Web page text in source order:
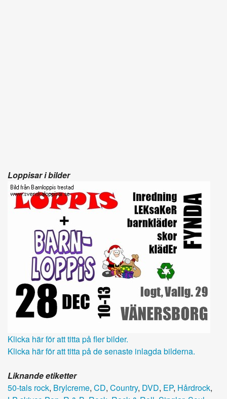
Loppisar i bilder
Klicka här för att titta på fler bilder.
Klicka här för att titta på de senaste inlagda bilderna.
Liknande etiketter
50-tals rock, Brylcreme, CD, Country, DVD, EP, Hårdrock,